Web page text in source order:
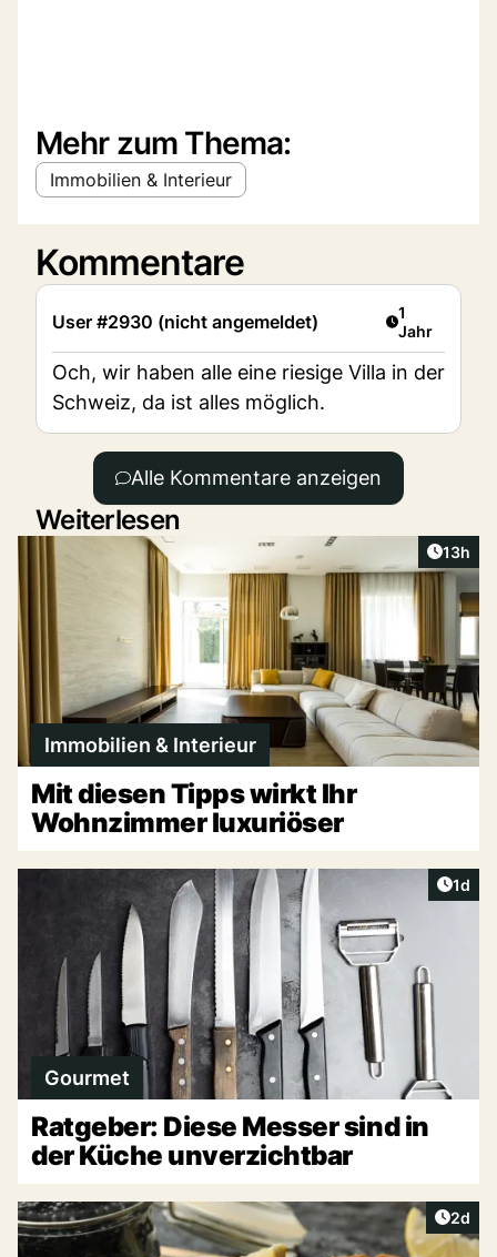
Mehr zum Thema:
Immobilien & Interieur
Kommentare
User #2930 (nicht angemeldet) Artikel
1
Jahr
Och, wir haben alle eine riesige Villa in der
Schweiz, da ist alles möglich.
Alle Kommentare anzeigen
Weiterlesen
Artikel
13h
Immobilien & Interieur
Mit diesen Tipps wirkt Ihr
Wohnzimmer luxuriöser
1d
Gourmet
Ratgeber: Diese Messer sind in
der Küche unverzichtbar
2d